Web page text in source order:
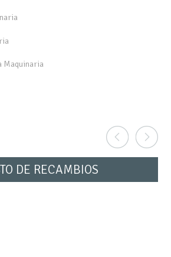
Maquinaria
DE RECAMBIOS